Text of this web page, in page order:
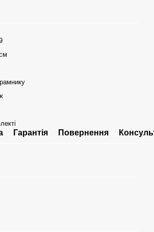
Гарантія Повернення